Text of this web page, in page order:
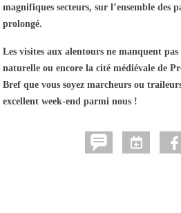
magnifiques secteurs, sur l’ensemble des
prolongé.
Les visites aux alentours ne manquent pas
naturelle ou encore la cité médiévale de
Bref que vous soyez marcheurs ou
excellent week-end parmi nous !